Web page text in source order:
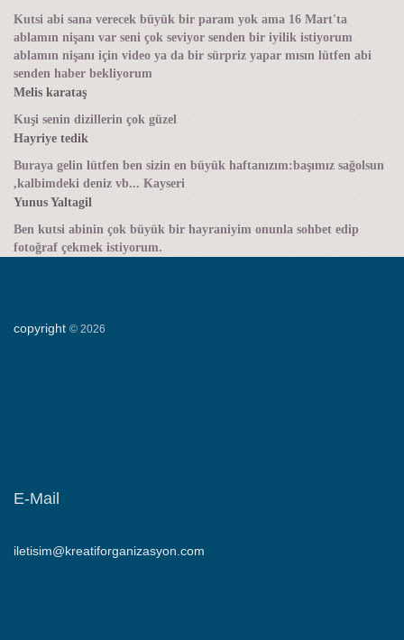
Kutsi abi sana verecek büyük bir param yok ama 16 Mart'ta
ablamın nişanı var seni çok seviyor senden bir iyilik istiyorum
ablamın nişanı için video ya da bir sürpriz yapar mısın lütfen abi
senden haber bekliyorum
Melis karataş
Kuşi senin dizillerin çok güzel
Hayriye tedik
Buraya gelin lütfen ben sizin en büyük haftanızım:başımız sağolsun
,kalbimdeki deniz vb... Kayseri
Yunus Yaltagil
Ben kutsi abinin çok büyük bir hayraniyim onunla sohbet edip
fotoğraf çekmek istiyorum.
copyright © 2026
E-Mail
iletisim@kreatiforganizasyon.com